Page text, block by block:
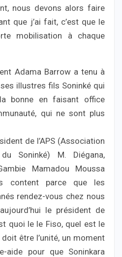
nous devons alors faire
que j’ai fait, c’est que le
mobilisation à chaque
Adama Barrow a tenu à
illustres fils Soninké qui
bonne en faisant office
qui ne sont plus
de l’APS (Association
Soninké) M. Diégana,
Mamadou Moussa
content parce que les
rendez-vous chez nous
le président de
quoi le le Fiso, quel est le
être l’unité, un moment
aide pour que Soninkara